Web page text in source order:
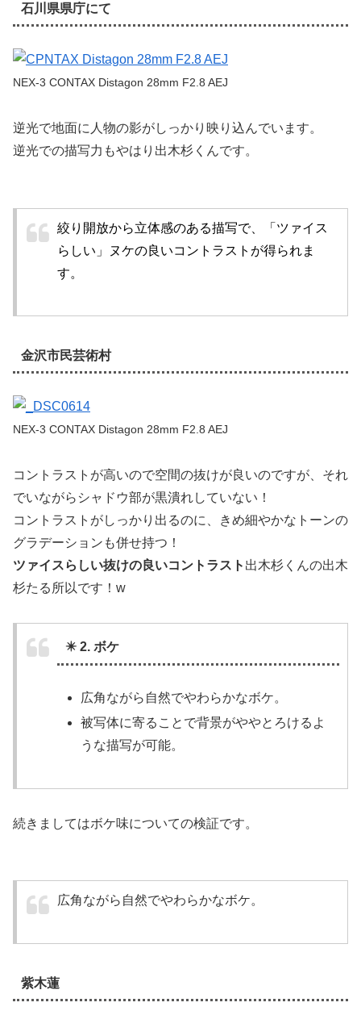
石川県県庁にて
NEX-3 CONTAX Distagon 28mm F2.8 AEJ
逆光で地面に人物の影がしっかり映り込んでいます。
逆光での描写力もやはり出木杉くんです。
絞り開放から立体感のある描写で、「ツァイス
らしい」ヌケの良いコントラストが得られま
す。
金沢市民芸術村
NEX-3 CONTAX Distagon 28mm F2.8 AEJ
コントラストが高いので空間の抜けが良いのですが、それ
でいながらシャドウ部が黒潰れしていない！
コントラストがしっかり出るのに、きめ細やかなトーンの
グラデーションも併せ持つ！
ツァイスらしい抜けの良いコントラスト 出木杉くんの出木
杉たる所以です！w
✴️ 2. ボケ
広角ながら自然でやわらかなボケ。
被写体に寄ることで背景がややとろけるよ
うな描写が可能。
続きましてはボケ味についての検証です。
広角ながら自然でやわらかなボケ。
紫木蓮